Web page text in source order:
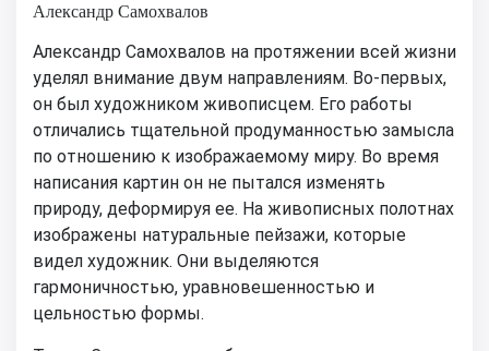
Александр Самохвалов
Александр Самохвалов на протяжении всей жизни
уделял внимание двум направлениям. Во-первых,
он был художником живописцем. Его работы
отличались тщательной продуманностью замысла
по отношению к изображаемому миру. Во время
написания картин он не пытался изменять
природу, деформируя ее. На живописных полотнах
изображены натуральные пейзажи, которые
видел художник. Они выделяются
гармоничностью, уравновешенностью и
цельностью формы.